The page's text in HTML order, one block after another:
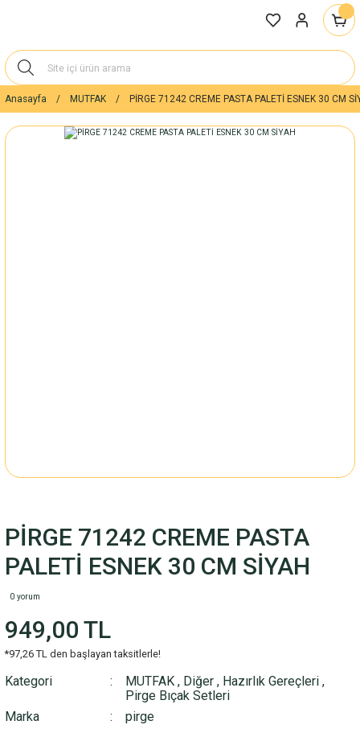
Anasayfa MUTFAK PİRGE 71242 CREME PASTA PALETİ ESNEK 30 CM
PİRGE 71242 CREME PASTA
PALETİ ESNEK 30 CM SİYAH
0 yorum
949,00 TL
*97,26 TL den başlayan taksitlerle!
Kategori MUTFAK , Diğer , Hazırlık Gereçleri ,
Pirge Bıçak Setleri
Marka
pirge